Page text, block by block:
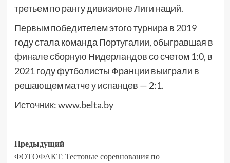
третьем по рангу дивизионе Лиги наций.
Первым победителем этого турнира в 2019
году стала команда Португалии, обыгравшая в
финале сборную Нидерландов со счетом 1:0, в
2021 году футболисты Франции выиграли в
решающем матче у испанцев — 2:1.
Источник:www.belta.by
Предыдущий
ФОТОФАКТ: Тестовые соревнования по